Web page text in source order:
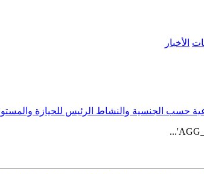
الأخبار
حسب الجنسية والنشاط الرئيس للحيازة والمستوى